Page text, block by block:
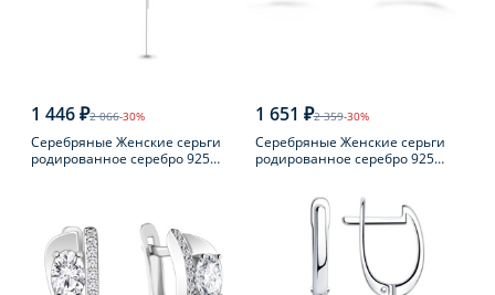
1 446 ₽2 066-30%
Серебряные Женские серьги
родированное серебро 925
1 651 ₽2 359-30%
Серебряные Женские серьги
родированное серебро 925